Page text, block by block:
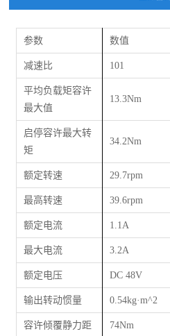
参数 数值
减速比 101
平均负载矩容许
最大值
13.3Nm
启停容许最大转
矩
34.2Nm
额定转速 29.7rpm
最高转速 39.6rpm
额定电流 1.1A
最大电流 3.2A
额定电压 DC 48V
输出转动惯量 0.54kg·m^2
容许倾覆静力距 74Nm